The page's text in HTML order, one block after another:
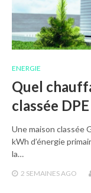
ENERGIE
Quel
classée
Une maison classée
kWh d’énergie
la…
2 SEMAINES AGO